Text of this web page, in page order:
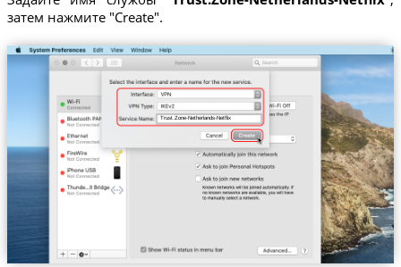
затем нажмите "Create".
Trust.Zone-Netherlands-Netflix